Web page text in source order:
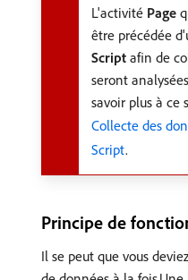
L'activité Page
être précédée
Script afin de
seront
savoir plus à ce
Collecte des
Script.
Principe de
Il se peut que vous